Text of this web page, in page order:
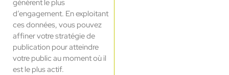
génèrent le plus
d’engagement. En exploitant
ces données, vous pouvez
affiner votre stratégie de
publication pour atteindre
votre public au moment où il
est le plus actif.